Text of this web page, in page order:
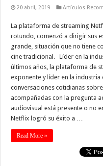
20 abril, 2019 Artículos
La plataforma de streaming
rotundo, comenzó a dirigir sus
grande, situación que no tiene
cine tradicional. Líder en la
últimos años, la plataforma de
exponente y líder en la industria
conversaciones cotidianas
acompañadas con la pregunta
audiovisual está presente o no
Netflix logró su éxito a …
Read More »